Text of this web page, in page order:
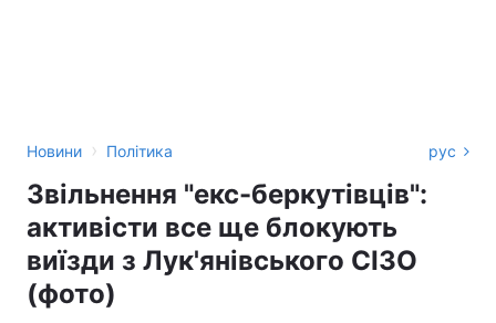
Новини › Політика рус
Звільнення "екс-беркутівців":
активісти все ще блокують
виїзди з Лук'янівського СІЗО
(фото)